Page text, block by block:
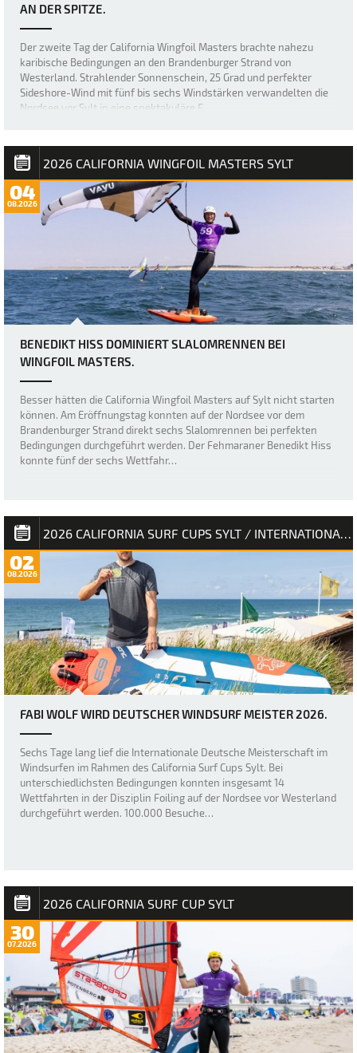
AN DER SPITZE.
Der zweite Tag der California Wingfoil Masters brachte nahezu
karibische Bedingungen an den Brandenburger Strand von
Westerland. Strahlender Sonnenschein, 25 Grad und perfekter
Sideshore-Wind mit fünf bis sechs Windstärken verwandelten die
Nordsee vor Sylt in eine spektakuläre F…
2026 CALIFORNIA WINGFOIL MASTERS SYLT
04
08.2026
BENEDIKT HISS DOMINIERT SLALOMRENNEN BEI
WINGFOIL MASTERS.
Besser hätten die California Wingfoil Masters auf Sylt nicht starten
können. Am Eröffnungstag konnten auf der Nordsee vor dem
Brandenburger Strand direkt sechs Slalomrennen bei perfekten
Bedingungen durchgeführt werden. Der Fehmaraner Benedikt Hiss
konnte fünf der sechs Wettfahr…
2026 CALIFORNIA SURF CUPS SYLT / INTERNATIONALE DEUTSCHE MEISTERSCHAFT
02
08.2026
FABI WOLF WIRD DEUTSCHER WINDSURF MEISTER 2026.
Sechs Tage lang lief die Internationale Deutsche Meisterschaft im
Windsurfen im Rahmen des California Surf Cups Sylt. Bei
unterschiedlichsten Bedingungen konnten insgesamt 14
Wettfahrten in der Disziplin Foiling auf der Nordsee vor Westerland
durchgeführt werden. 100.000 Besuche…
2026 CALIFORNIA SURF CUP SYLT
30
07.2026